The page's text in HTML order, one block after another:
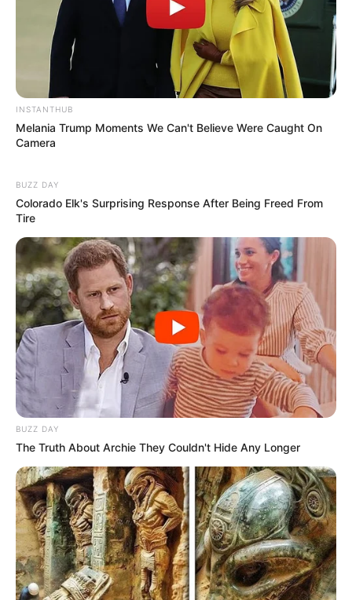
INSTANTHUB
Melania Trump Moments We Can't Believe Were Caught On
Camera
BUZZ DAY
Colorado Elk's Surprising Response After Being Freed From
Tire
BUZZ DAY
The Truth About Archie They Couldn't Hide Any Longer